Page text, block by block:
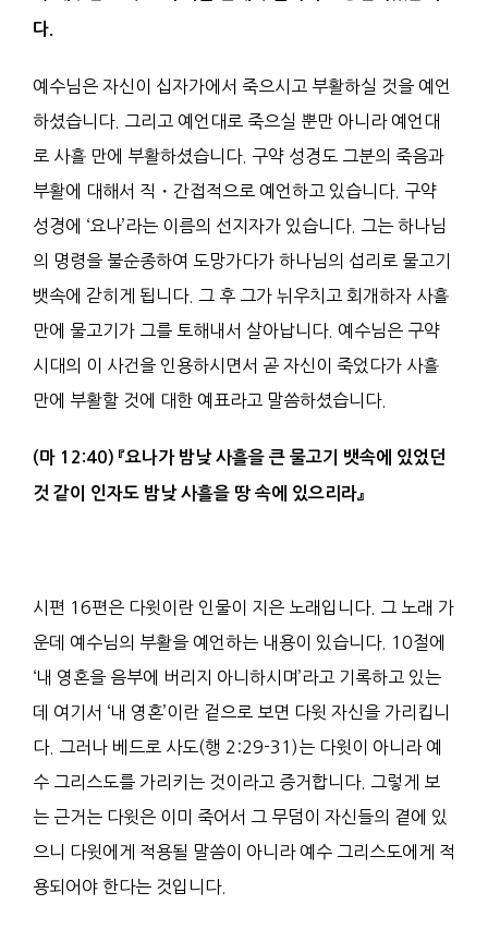
다.
예수님은 자신이 십자가에서 죽으시고 부활하실 것을 예언
하셨습니다. 그리고 예언대로 죽으실 뿐만 아니라 예언대
로 사흘 만에 부활하셨습니다. 구약 성경도 그분의 죽음과
부활에 대해서 직・간접적으로 예언하고 있습니다. 구약
성경에 ‘요나’라는 이름의 선지자가 있습니다. 그는 하나님
의 명령을 불순종하여 도망가다가 하나님의 섭리로 물고기
뱃속에 갇히게 됩니다. 그 후 그가 뉘우치고 회개하자 사흘
만에 물고기가 그를 토해내서 살아납니다. 예수님은 구약
시대의 이 사건을 인용하시면서 곧 자신이 죽었다가 사흘
만에 부활할 것에 대한 예표라고 말씀하셨습니다.
( 마 12:40) 『요나가 밤낮 사흘을 큰 물고기 뱃속에 있었던
것 같이 인자도 밤낮 사흘을 땅 속에 있으리라』
시편 16편은 다윗이란 인물이 지은 노래입니다. 그 노래 가
운데 예수님의 부활을 예언하는 내용이 있습니다. 10절에
‘내 영혼을 음부에 버리지 아니하시며’라고 기록하고 있는
데 여기서 ‘내 영혼’이란 겉으로 보면 다윗 자신을 가리킵니
다. 그러나 베드로 사도(행 2:29-31)는 다윗이 아니라 예
수 그리스도를 가리키는 것이라고 증거합니다. 그렇게 보
는 근거는 다윗은 이미 죽어서 그 무덤이 자신들의 곁에 있
으니 다윗에게 적용될 말씀이 아니라 예수 그리스도에게 적
용되어야 한다는 것입니다.